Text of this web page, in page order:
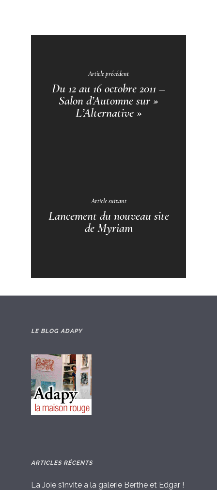
Article précédent
Du 12 au 16 octobre 2011 –
Salon d’Automne sur »
L’Alternative »
Article suivant
Lancement du nouveau site
de Myriam
LE BLOG ADAPY
ARTICLES RÉCENTS
La Joie s’invite à la galerie Berthe et Edgar !